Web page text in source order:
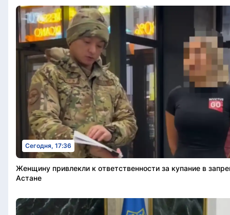
Сегодня, 17:36
Женщину привлекли к ответственности за купание в
Астане